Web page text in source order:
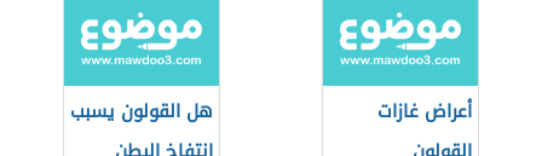
أعراض غازات
هل القولون يسبب